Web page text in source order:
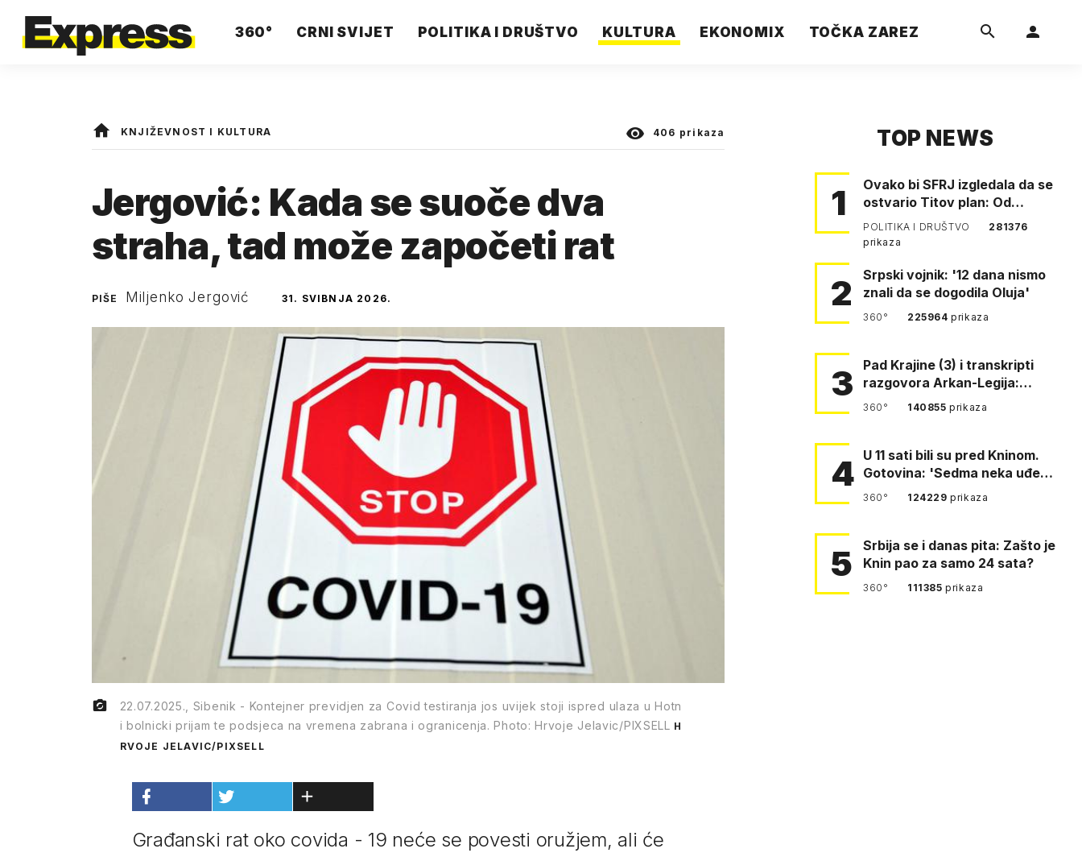
360° CRNI SVIJET POLITIKA I DRUŠTVO KULTURA EKONOMIX TOČKA ZAREZ
KNJIŽEVNOST I KULTURA 406 prikaza
Jergović: Kada se suoče dva
straha, tad može započeti rat
PIŠE Miljenko Jergović 31. SVIBNJA 2026.
22.07.2025., Sibenik - Kontejner previdjen za Covid testiranja jos uvijek stoji ispred ulaza u Hotn
i bolnicki prijam te podsjeca na vremena zabrana i ogranicenja. Photo: Hrvoje Jelavic/PIXSELL
H
RVOJE JELAVIC/PIXSELL
Građanski rat oko covida - 19 neće se povesti oružjem, ali će
TOP NEWS
1
Ovako bi SFRJ izgledala da se
ostvario Titov plan: Od
Klagenfurta do Istanbula!
POLITIKA I DRUŠTVO
281376
prikaza
2
Srpski vojnik: '12 dana nismo
znali da se dogodila Oluja'
360° 225964prikaza
3
Pad Krajine (3) i transkripti
razgovora Arkan-Legija:
'Čujem, prelazite ustašam…
360° 140855prikaza
4 U 11 sati bili su pred Kninom.
Gotovina: 'Sedma neka uđe,
4. gardijska neka g…
360° 124229prikaza
5
Srbija se i danas pita: Zašto je
Knin pao za samo 24 sata?
360° 111385prikaza